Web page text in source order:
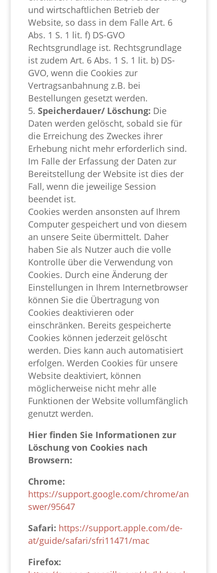
und wirtschaftlichen Betrieb der
Website, so dass in dem Falle Art. 6
Abs. 1 S. 1 lit. f) DS-GVO
Rechtsgrundlage ist. Rechtsgrundlage
ist zudem Art. 6 Abs. 1 S. 1 lit. b) DS-
GVO, wenn die Cookies zur
Vertragsanbahnung z.B. bei
Bestellungen gesetzt werden.
Speicherdauer/ Löschung: Die
Daten werden gelöscht, sobald sie für
die Erreichung des Zweckes ihrer
Erhebung nicht mehr erforderlich sind.
Im Falle der Erfassung der Daten zur
Bereitstellung der Website ist dies der
Fall, wenn die jeweilige Session
beendet ist.
Cookies werden ansonsten auf Ihrem
Computer gespeichert und von diesem
an unsere Seite übermittelt. Daher
haben Sie als Nutzer auch die volle
Kontrolle über die Verwendung von
Cookies. Durch eine Änderung der
Einstellungen in Ihrem Internetbrowser
können Sie die Übertragung von
Cookies deaktivieren oder
einschränken. Bereits gespeicherte
Cookies können jederzeit gelöscht
werden. Dies kann auch automatisiert
erfolgen. Werden Cookies für unsere
Website deaktiviert, können
möglicherweise nicht mehr alle
Funktionen der Website vollumfänglich
genutzt werden.
Hier finden Sie Informationen zur
Löschung von Cookies nach
Browsern:
Chrome:
https://support.google.com/chrome/an
swer/95647
Safari: https://support.apple.com/de-
at/guide/safari/sfri11471/mac
Firefox: